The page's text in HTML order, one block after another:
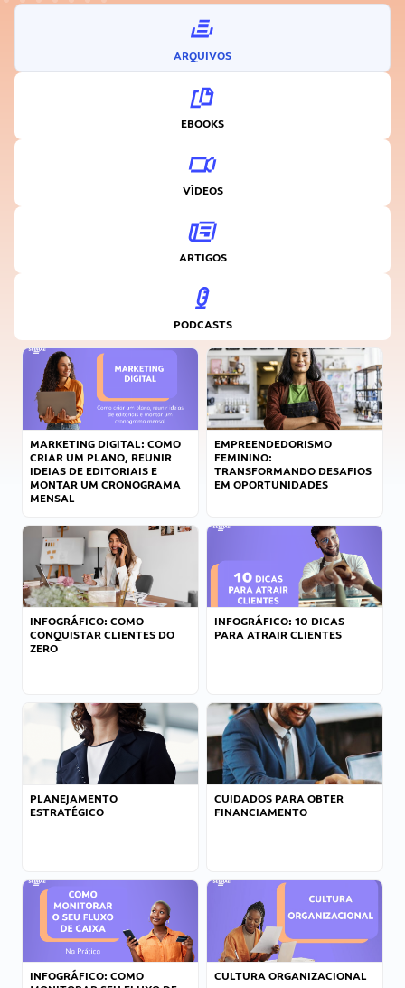
ARQUIVOS
EBOOKS
VÍDEOS
ARTIGOS
PODCASTS
MARKETING DIGITAL: COMO
CRIAR UM PLANO, REUNIR
IDEIAS DE EDITORIAIS E
MONTAR UM CRONOGRAMA
MENSAL
EMPREENDEDORISMO
FEMININO:
TRANSFORMANDO DESAFIOS
EM OPORTUNIDADES
INFOGRÁFICO: COMO
CONQUISTAR CLIENTES DO
ZERO
INFOGRÁFICO: 10 DICAS
PARA ATRAIR CLIENTES
PLANEJAMENTO
ESTRATÉGICO
CUIDADOS PARA OBTER
FINANCIAMENTO
INFOGRÁFICO: COMO
CULTURA ORGANIZACIONAL